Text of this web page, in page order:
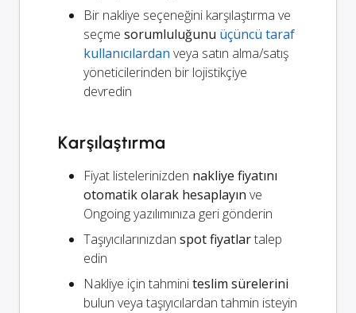
Bir nakliye seçeneğini karşılaştırma ve
seçme sorumluluğunu üçüncü taraf
kullanıcılardan veya satın alma/satış
yöneticilerinden bir lojistikçiye
devredin
Karşılaştırma
Fiyat listelerinizden nakliye fiyatını
otomatik olarak hesaplayın ve
Ongoing yazılımınıza geri gönderin
Taşıyıcılarınızdan spot fiyatlartalep
edin
Nakliye için tahminiteslim sürelerini
bulun veya taşıyıcılardan tahmin isteyin